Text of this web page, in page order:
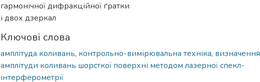
гармонічної дифракційної ґратки
і двох дзеркал
Ключові слова
амплітуда коливань, контрольно-вимірювальна техніка, визначення
амплітуди коливань шорсткої поверхні методом лазерної спекл-
інтерферометрії